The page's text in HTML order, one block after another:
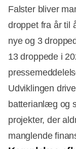
Falster bliver
droppet fra år til
nye og 3
13 droppede i
Udviklingen
batterianlæg og
projekter, der
manglende